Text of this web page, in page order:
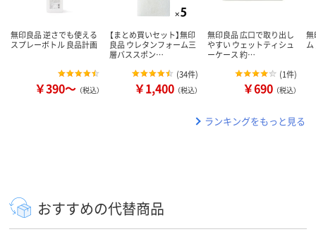
無印良品 逆さでも使える
スプレーボトル 良品計画
￥390～ （税込）
【まとめ買いセット】無印
良品 ウレタンフォーム三
層バススポン…
(34件)
￥1,400 （税込）
無印良品 広口で取り出し
やすい ウェットティシュ
ーケース 約…
(1件)
￥690 （税込）
無
ランキングをもっと見る
おすすめの代替商品